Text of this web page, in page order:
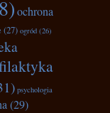
ochrona
(27) ogród (26)
psychologia
(29)